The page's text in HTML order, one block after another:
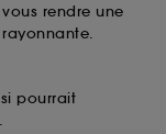
rendre une
pourrait